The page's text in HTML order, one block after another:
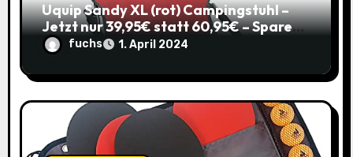
Uquip Sandy XL (rot) Campingstuhl –
Jetzt nur 39,95€ statt 60,95€ – Spare
34%fuchs 1. April 2024